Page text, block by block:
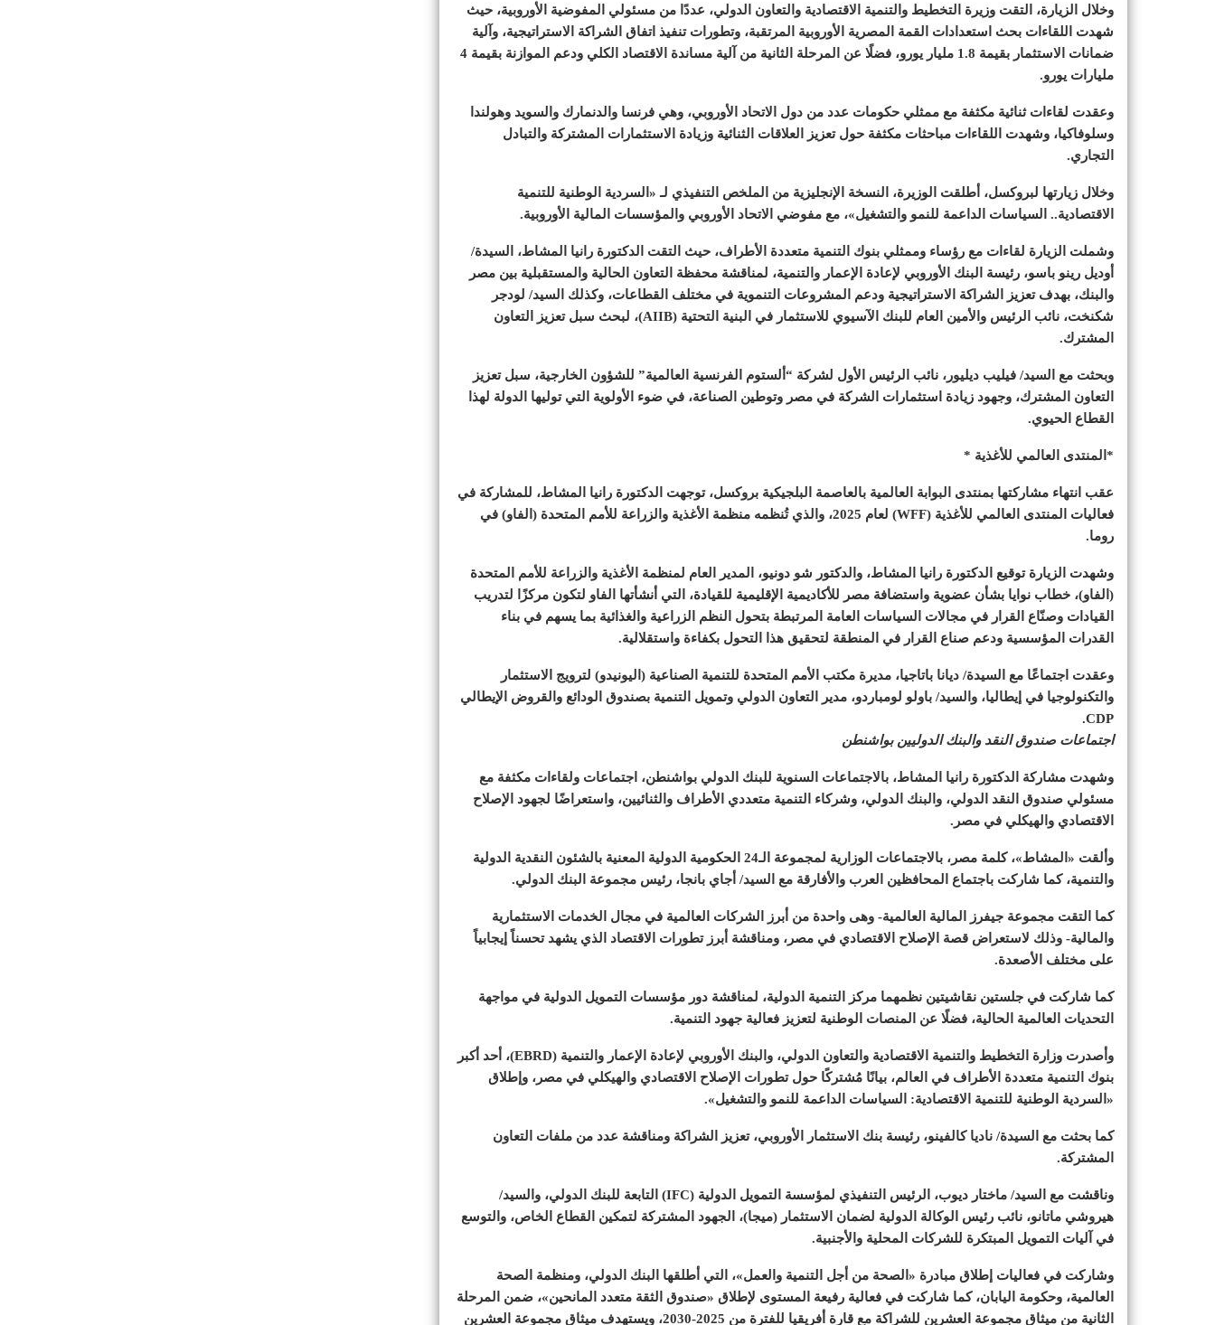
وخلال الزيارة، التقت وزيرة التخطيط والتنمية الاقتصادية والتعاون الدولي، عددًا من مسئولي المفوضية الأوروبية، حيث
شهدت اللقاءات بحث استعدادات القمة المصرية الأوروبية المرتقبة، وتطورات تنفيذ اتفاق الشراكة الاستراتيجية، وآلية
ضمانات الاستثمار بقيمة 1.8 مليار يورو، فضلًا عن المرحلة الثانية من آلية مساندة الاقتصاد الكلي ودعم الموازنة بقيمة 4
مليارات يورو.
وعقدت لقاءات ثنائية مكثفة مع ممثلي حكومات عدد من دول الاتحاد الأوروبي، وهي فرنسا والدنمارك والسويد وهولندا
وسلوفاكيا، وشهدت اللقاءات مباحثات مكثفة حول تعزيز العلاقات الثنائية وزيادة الاستثمارات المشتركة والتبادل
التجاري.
وخلال زيارتها لبروكسل، أطلقت الوزيرة، النسخة الإنجليزية من الملخص التنفيذي لـ «السردية الوطنية للتنمية
الاقتصادية.. السياسات الداعمة للنمو والتشغيل»، مع مفوضي الاتحاد الأوروبي والمؤسسات المالية الأوروبية.
وشملت الزيارة لقاءات مع رؤساء وممثلي بنوك التنمية متعددة الأطراف، حيث التقت الدكتورة رانيا المشاط، السيدة/
أوديل رينو باسو، رئيسة البنك الأوروبي لإعادة الإعمار والتنمية، لمناقشة محفظة التعاون الحالية والمستقبلية بين مصر
والبنك، بهدف تعزيز الشراكة الاستراتيجية ودعم المشروعات التنموية في مختلف القطاعات، وكذلك السيد/ لودجر
شكنخت، نائب الرئيس والأمين العام للبنك الآسيوي للاستثمار في البنية التحتية (AIIB)، لبحث سبل تعزيز التعاون
المشترك.
وبحثت مع السيد/ فيليب ديليور، نائب الرئيس الأول لشركة “ألستوم الفرنسية العالمية” للشؤون الخارجية، سبل تعزيز
التعاون المشترك، وجهود زيادة استثمارات الشركة في مصر وتوطين الصناعة، في ضوء الأولوية التي توليها الدولة لهذا
القطاع الحيوي.
*المنتدى العالمي للأغذية *
عقب انتهاء مشاركتها بمنتدى البوابة العالمية بالعاصمة البلجيكية بروكسل، توجهت الدكتورة رانيا المشاط، للمشاركة في
فعاليات المنتدى العالمي للأغذية (WFF) لعام 2025، والذي تُنظمه منظمة الأغذية والزراعة للأمم المتحدة (الفاو) في
روما.
وشهدت الزيارة توقيع الدكتورة رانيا المشاط، والدكتور شو دونيو، المدير العام لمنظمة الأغذية والزراعة للأمم المتحدة
(الفاو)، خطاب نوايا بشأن عضوية واستضافة مصر للأكاديمية الإقليمية للقيادة، التي أنشأتها الفاو لتكون مركزًا لتدريب
القيادات وصنّاع القرار في مجالات السياسات العامة المرتبطة بتحول النظم الزراعية والغذائية بما يسهم في بناء
القدرات المؤسسية ودعم صناع القرار في المنطقة لتحقيق هذا التحول بكفاءة واستقلالية.
وعقدت اجتماعًا مع السيدة/ ديانا باتاجيا، مديرة مكتب الأمم المتحدة للتنمية الصناعية (اليونيدو) لترويج الاستثمار
والتكنولوجيا في إيطاليا، والسيد/ باولو لومباردو، مدير التعاون الدولي وتمويل التنمية بصندوق الودائع والقروض الإيطالي
CDP.
اجتماعات صندوق النقد والبنك الدوليين بواشنطن
وشهدت مشاركة الدكتورة رانيا المشاط، بالاجتماعات السنوية للبنك الدولي بواشنطن، اجتماعات ولقاءات مكثفة مع
مسئولي صندوق النقد الدولي، والبنك الدولي، وشركاء التنمية متعددي الأطراف والثنائيين، واستعراضًا لجهود الإصلاح
الاقتصادي والهيكلي في مصر.
وألقت «المشاط»، كلمة مصر، بالاجتماعات الوزارية لمجموعة الـ24 الحكومية الدولية المعنية بالشئون النقدية الدولية
والتنمية، كما شاركت باجتماع المحافظين العرب والأفارقة مع السيد/ أجاي بانجا، رئيس مجموعة البنك الدولي.
كما التقت مجموعة جيفرز المالية العالمية- وهى واحدة من أبرز الشركات العالمية في مجال الخدمات الاستثمارية
والمالية- وذلك لاستعراض قصة الإصلاح الاقتصادي في مصر، ومناقشة أبرز تطورات الاقتصاد الذي يشهد تحسناً إيجابياً
على مختلف الأصعدة.
كما شاركت في جلستين نقاشيتين نظمهما مركز التنمية الدولية، لمناقشة دور مؤسسات التمويل الدولية في مواجهة
التحديات العالمية الحالية، فضلًا عن المنصات الوطنية لتعزيز فعالية جهود التنمية.
وأصدرت وزارة التخطيط والتنمية الاقتصادية والتعاون الدولي، والبنك الأوروبي لإعادة الإعمار والتنمية (EBRD)، أحد أكبر
بنوك التنمية متعددة الأطراف في العالم، بيانًا مُشتركًا حول تطورات الإصلاح الاقتصادي والهيكلي في مصر، وإطلاق
«السردية الوطنية للتنمية الاقتصادية: السياسات الداعمة للنمو والتشغيل».
كما بحثت مع السيدة/ ناديا كالفينو، رئيسة بنك الاستثمار الأوروبي، تعزيز الشراكة ومناقشة عدد من ملفات التعاون
المشتركة.
وناقشت مع السيد/ ماختار ديوب، الرئيس التنفيذي لمؤسسة التمويل الدولية (IFC) التابعة للبنك الدولي، والسيد/
هيروشي ماتانو، نائب رئيس الوكالة الدولية لضمان الاستثمار (ميجا)، الجهود المشتركة لتمكين القطاع الخاص، والتوسع
في آليات التمويل المبتكرة للشركات المحلية والأجنبية.
وشاركت في فعاليات إطلاق مبادرة «الصحة من أجل التنمية والعمل»، التي أطلقها البنك الدولي، ومنظمة الصحة
العالمية، وحكومة اليابان، كما شاركت في فعالية رفيعة المستوى لإطلاق «صندوق الثقة متعدد المانحين»، ضمن المرحلة
الثانية من ميثاق مجموعة العشرين للشراكة مع قارة أفريقيا للفترة من 2025-2030، ويستهدف ميثاق مجموعة العشرين